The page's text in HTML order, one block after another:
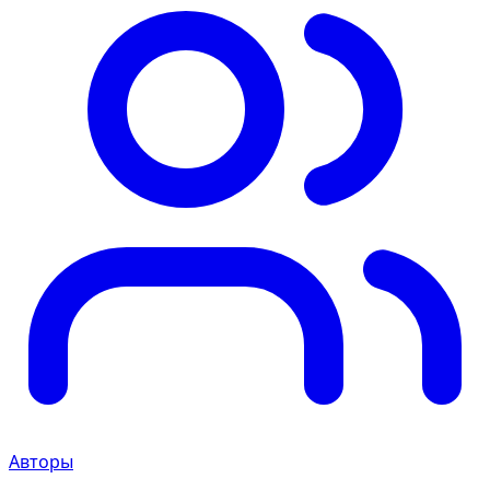
Авторы